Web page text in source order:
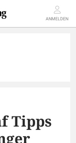
ANMELDEN
Tipps